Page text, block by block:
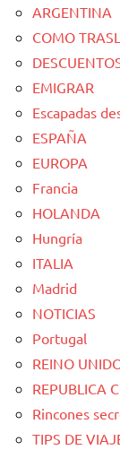
ARGENTINA
COMO
EMIGRAR
Escapadas
ESPAÑA
EUROPA
Francia
HOLANDA
Hungría
ITALIA
Madrid
NOTICIAS
Portugal
REINO
REPUBLICA
Rincones
TIPS DE